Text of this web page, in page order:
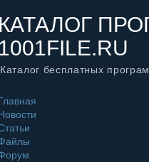
Каталог бесплатных